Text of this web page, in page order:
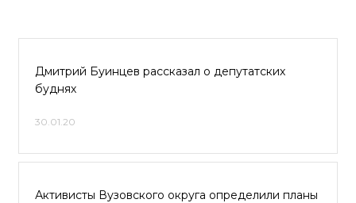
Дмитрий Буинцев рассказал о депутатских
буднях
30.01.20
Активисты Вузовского округа определили планы